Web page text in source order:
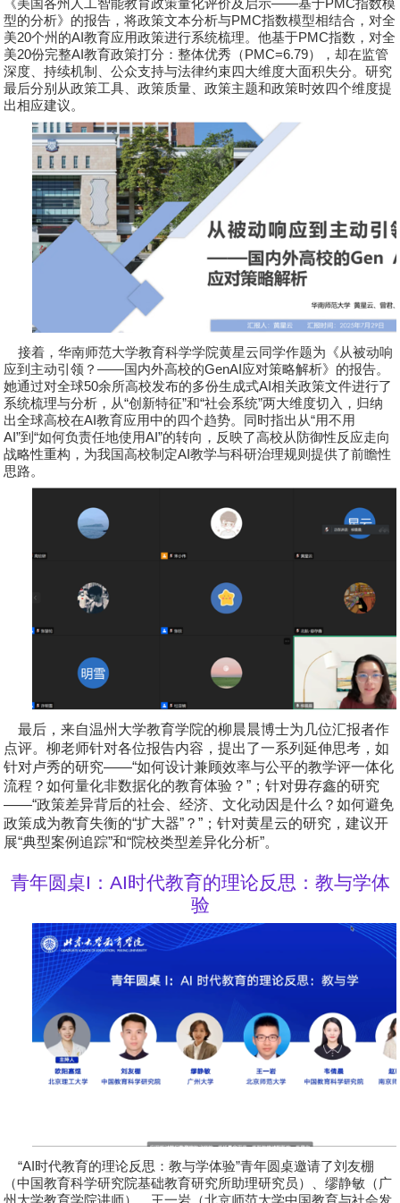
《美国各州人工智能教育政策量化评价及启示——基于PMC指数模
型的分析》的报告，将政策文本分析与PMC指数模型相结合，对全
美20个州的AI教育应用政策进行系统梳理。他基于PMC指数，对全
美20份完整AI教育政策打分：整体优秀（PMC=6.79），却在监管
深度、持续机制、公众支持与法律约束四大维度大面积失分。研究
最后分别从政策工具、政策质量、政策主题和政策时效四个维度提
出相应建议。
接着，华南师范大学教育科学学院黄星云同学作题为《从被动响
应到主动引领？——国内外高校的GenAI应对策略解析》的报告。
她通过对全球50余所高校发布的多份生成式AI相关政策文件进行了
系统梳理与分析，从“创新特征”和“社会系统”两大维度切入，归纳
出全球高校在AI教育应用中的四个趋势。同时指出从“用不用
AI”到“如何负责任地使用AI”的转向，反映了高校从防御性反应走向
战略性重构，为我国高校制定AI教学与科研治理规则提供了前瞻性
思路。
最后，来自温州大学教育学院的柳晨晨博士为几位汇报者作
点评。柳老师针对各位报告内容，提出了一系列延伸思考，如
针对卢秀的研究——“如何设计兼顾效率与公平的教学评一体化
流程？如何量化非数据化的教育体验？”；针对毋存鑫的研究
——“政策差异背后的社会、经济、文化动因是什么？如何避免
政策成为教育失衡的“扩大器”？”；针对黄星云的研究，建议开
展“典型案例追踪”和“院校类型差异化分析”。
青年圆桌I ： AI时代教育的理论反思：教与学体
验
“AI时代教育的理论反思：教与学体验”青年圆桌邀请了刘友棚
（中国教育科学研究院基础教育研究所助理研究员）、缪静敏 （广
州大学教育学院讲师）、 王一岩 （北京师范大学中国教育与社会发